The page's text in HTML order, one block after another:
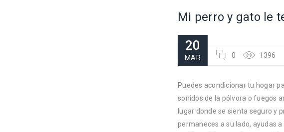
Mi perro y gato le
20
MAR 0 1396
Puedes acondicionar tu hogar
sonidos de la pólvora o fuegos
lugar donde se sienta seguro y
permaneces a su lado, ayudas